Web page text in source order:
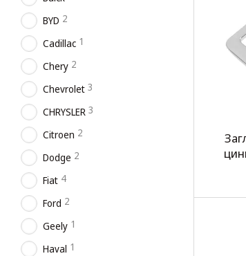
BYD 2
Cadillac 1
Chery 2
Chevrolet 3
CHRYSLER 3
Citroen 2
Dodge 2
Fiat 4
Ford 2
Geely 1
Haval 1